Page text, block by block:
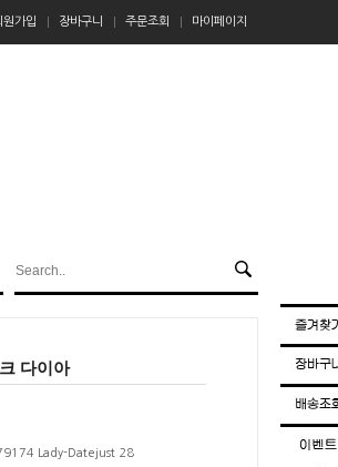
원가입 장바구니 주문조회 마이페이지
다이아
Lady-Datejust 28